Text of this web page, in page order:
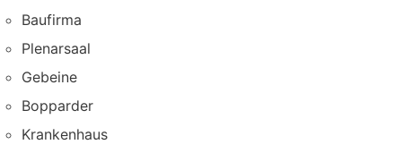
Baufirma
Plenarsaal
Gebeine
Bopparder
Krankenhaus